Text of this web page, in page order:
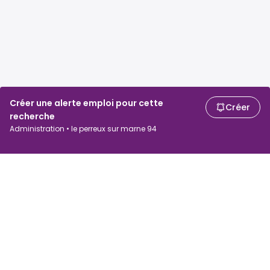
Créer une alerte emploi pour cette
recherche
Administration • le perreux sur marne 94
Créer